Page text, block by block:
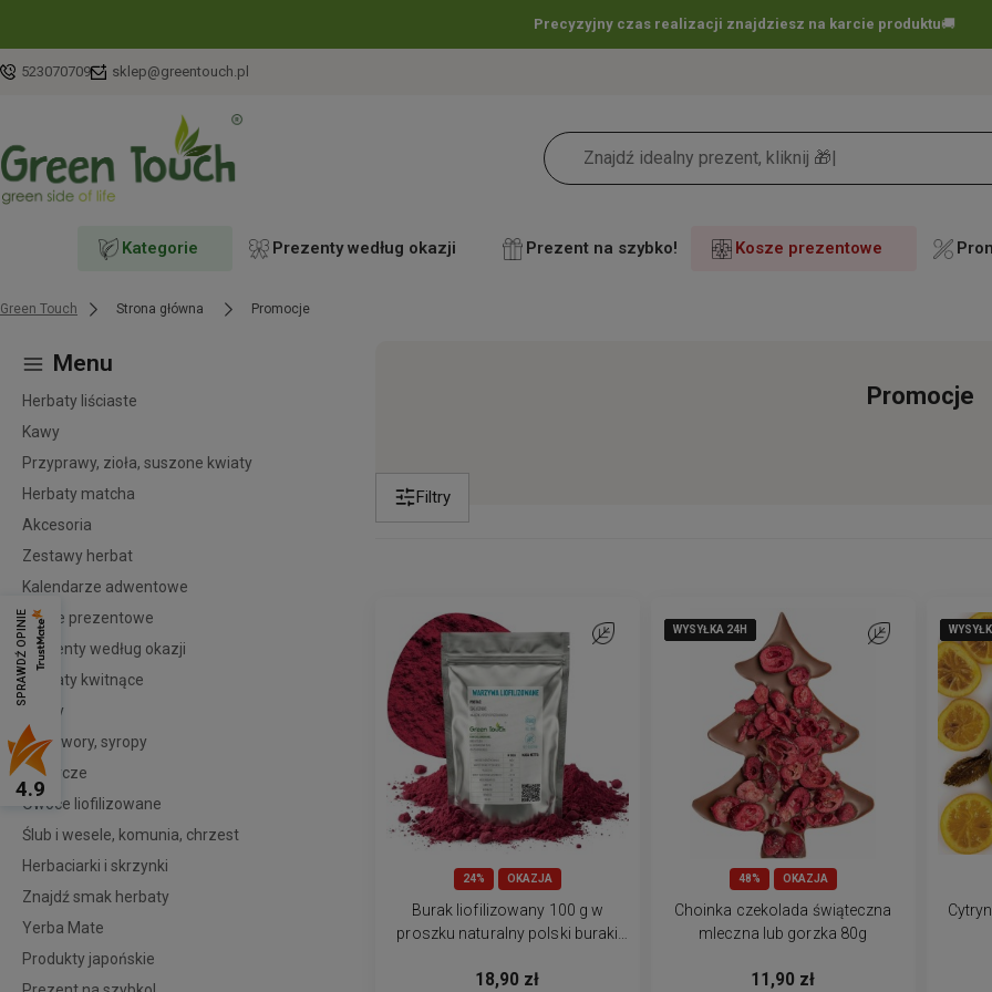
Darmowa dostawa jużod 60 zł !🚚
523070709 sklep@greentouch.pl
Kategorie Prezenty według okazji Prezent na szybko! Kosze prezentowe
Green Touch Strona główna Promocje
Menu
Herbaty liściaste
Kawy
Przyprawy, zioła, suszone kwiaty
Herbaty matcha
Akcesoria
Zestawy herbat
Kalendarze adwentowe
Kosze prezentowe
Prezenty według okazji
Herbaty kwitnące
Miody
Przetwory, syropy
Słodycze
Owoce liofilizowane
Ślub i wesele, komunia, chrzest
Herbaciarki i skrzynki
Znajdź smak herbaty
Yerba Mate
Produkty japońskie
Promocje
Filtry
24% OKAZJA
Burak liofilizowany 100 g w
proszku naturalny polski buraki
18,90 zł
Do ulubionych
48% OKAZJA
WYSYŁKA 24H
WYSYŁKA 24H
WYSYŁKA 24H
WYSYŁKA 24H
WYSYŁKA 24H
Choinka czekolada świąteczna
mleczna lub gorzka 80g
11,90 zł
Do ulubionych
SPRAWDŹ OPINIE
4.9